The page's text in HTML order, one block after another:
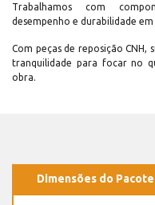
Trabalhamos com
desempenho e durabilidade
Com peças de reposição CNH,
tranquilidade para focar no
obra.
Dimensões do Pacote